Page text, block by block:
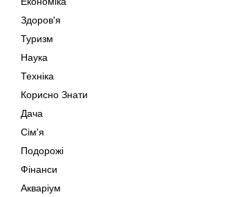
Здоров'я
Туризм
Наука
Техніка
Корисно Знати
Дача
Сім'я
Подорожі
Фінанси
Акваріум